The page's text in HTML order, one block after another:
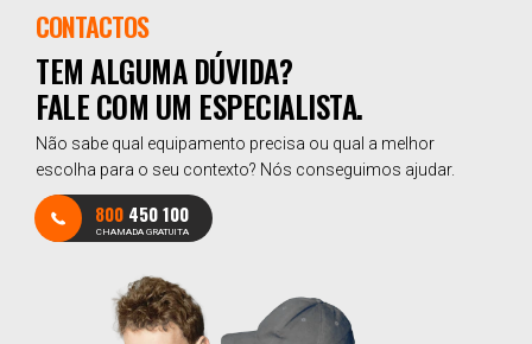
CONTACTOS
TEM ALGUMA DÚVIDA?
FALE COM UM ESPECIALISTA.
Não sabe qual equipamento precisa ou qual a melhor
escolha para o seu contexto? Nós conseguimos ajudar.
800 450 100
CHAMADA GRATUITA